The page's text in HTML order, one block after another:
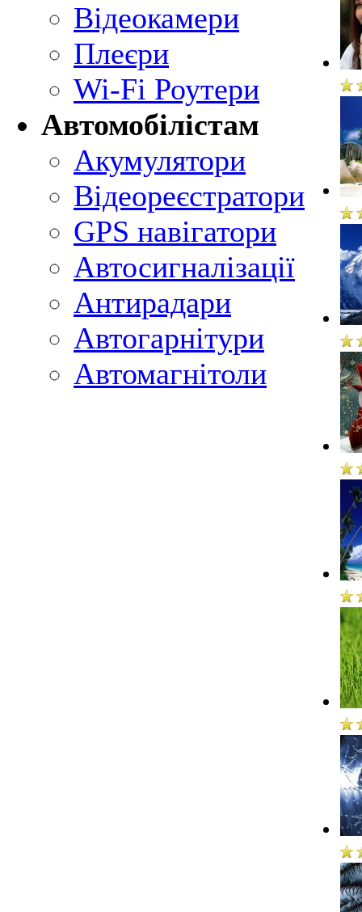
Відеокамери
Плеєри
Wi-Fi Роутери
Автомобілістам
Акумулятори
Відеореєстратори
GPS навігатори
Автосигналізації
Антирадари
Автогарнітури
Автомагнітоли